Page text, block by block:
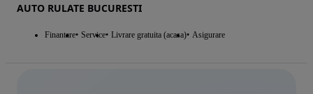
AUTO RULATE BUCURESTI
Finantare Service Livrare gratuita (acasa) Asigurare